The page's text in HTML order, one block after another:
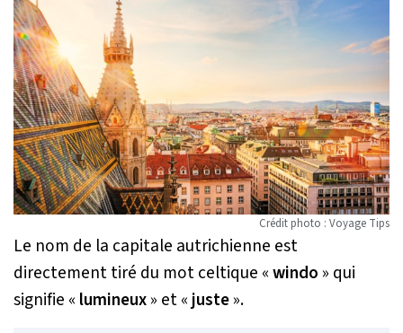
Crédit photo : Voyage Tips
Le nom de la capitale autrichienne est
directement tiré du mot celtique «windo » qui
signifie « lumineux» et «juste».